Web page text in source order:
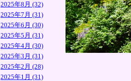
2025年8月 (32)
2025年7月 (31)
2025年6月 (30)
2025年5月 (31)
2025年4月 (30)
2025年3月 (31)
2025年2月 (28)
2025年1月 (31)